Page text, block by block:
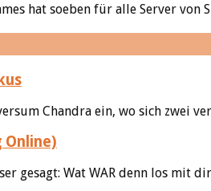
hat soeben für alle Server von
Chandra ein, wo sich zwei
Online)
gesagt: Wat WAR denn los mit